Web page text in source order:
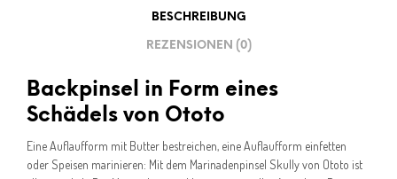
BESCHREIBUNG
REZENSIONEN (0)
Backpinsel in Form eines
Schädels von Ototo
Eine Auflaufform mit Butter bestreichen, eine Auflaufform einfetten
oder Speisen marinieren: Mit dem Marinadenpinsel Skully von Ototo ist